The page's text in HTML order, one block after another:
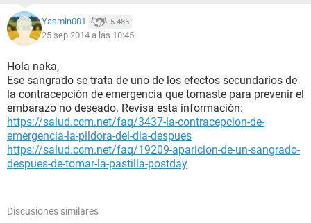
Yasmin001 5.485
25 sep 2014 a las 10:45
Hola naka,
Ese sangrado se trata de uno de los efectos secundarios de
la contracepción de emergencia que tomaste para prevenir el
embarazo no deseado. Revisa esta información:
https://salud.ccm.net/faq/3437-la-contracepcion-de-
emergencia-la-pildora-del-dia-despues
https://salud.ccm.net/faq/19209-aparicion-de-un-sangrado-
despues-de-tomar-la-pastilla-postday
Discusiones similares